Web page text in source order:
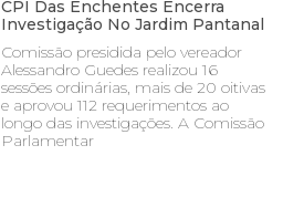
CPI Das Enchentes Encerra
Investigação No Jardim Pantanal
Comissão presidida pelo vereador
Alessandro Guedes realizou 16
sessões ordinárias, mais de 20 oitivas
e aprovou 112 requerimentos ao
longo das investigações. A Comissão
Parlamentar